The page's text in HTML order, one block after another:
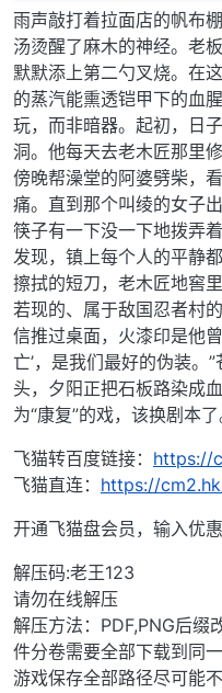
雨声敲打着拉面店的帆布
汤烫醒了麻木的神经。老
默默添上第二勺叉烧。在
的蒸汽能熏透铠甲下的血
玩，而非暗器。起初，日
洞。他每天去老木匠那里
傍晚帮澡堂的阿婆劈柴，
痛。直到那个叫绫的女子
筷子有一下没一下地拨弄
发现，镇上每个人的平静
擦拭的短刀，老木匠地窖
若现的、属于敌国忍者村
信推过桌面，火漆印是他
亡’，是我们最好的伪装。
头，夕阳正把石板路染成
为“康复”的戏，该换剧本了
飞猫转百度链接： https://
飞猫直连： https://
开通飞猫盘会员，输入
解压码:老王123
请勿在线解压
解压方法：PDF,PNG后缀
件分卷需要全部下载到同
游戏保存全部路径尽可能